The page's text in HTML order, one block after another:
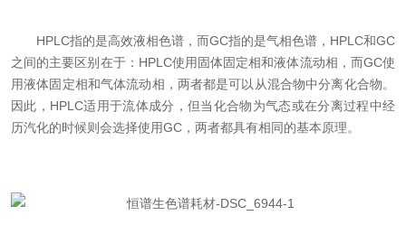
HPLC指的是高效液相色谱，而GC指的是气相色谱，HPLC和GC
之间的主要区别在于：HPLC使用固体固定相和液体流动相，而GC使
用液体固定相和气体流动相，两者都是可以从混合物中分离化合物。
因此，HPLC适用于流体成分，但当化合物为气态或在分离过程中经
历汽化的时候则会选择使用GC，两者都具有相同的基本原理。